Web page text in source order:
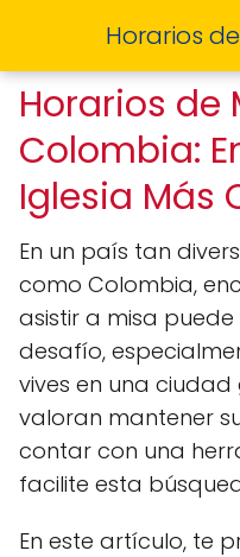
Horarios
Horarios de
Colombia:
Iglesia Más
En un país tan
como Colombia,
asistir a misa
desafío,
vives en una
valoran mantener
contar con una
facilite esta
En este artículo, te